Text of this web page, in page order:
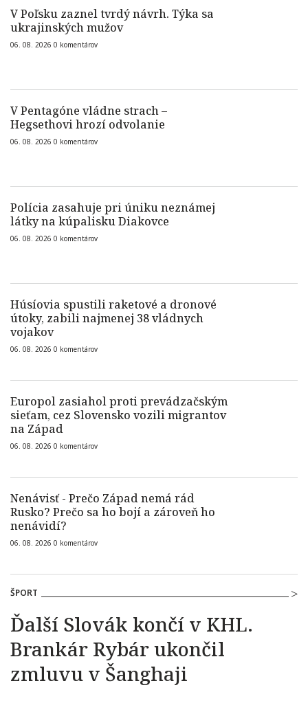
V Poľsku zaznel tvrdý návrh. Týka sa
ukrajinských mužov
06. 08. 2026 0 komentárov
V Pentagóne vládne strach –
Hegsethovi hrozí odvolanie
06. 08. 2026 0 komentárov
Polícia zasahuje pri úniku neznámej
látky na kúpalisku Diakovce
06. 08. 2026 0 komentárov
Húsíovia spustili raketové a dronové
útoky, zabili najmenej 38 vládnych
vojakov
06. 08. 2026 0 komentárov
Europol zasiahol proti prevádzačským
sieťam, cez Slovensko vozili migrantov
na Západ
06. 08. 2026 0 komentárov
Nenávisť - Prečo Západ nemá rád
Rusko? Prečo sa ho bojí a zároveň ho
nenávidí?
06. 08. 2026 0 komentárov
ŠPORT